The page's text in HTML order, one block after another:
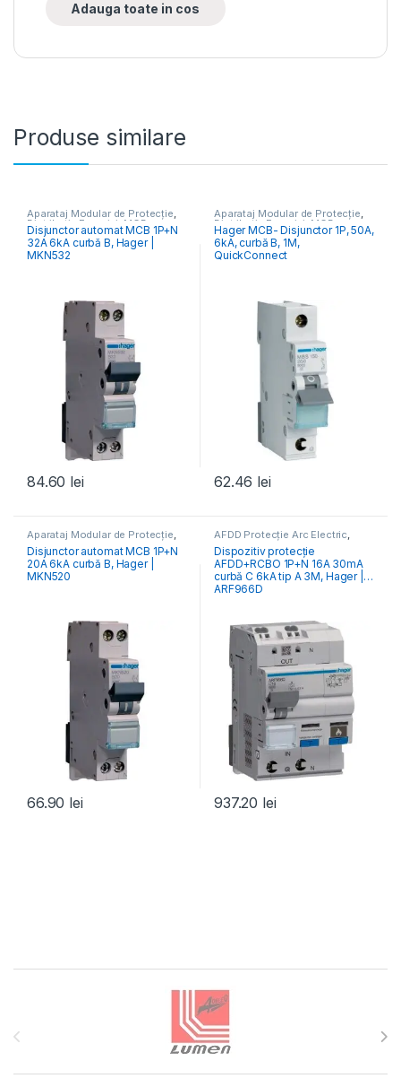
Adauga toate in cos
Produse similare
Aparataj Modular de Protecție,
Distribuția Energiei , MCB
Întrerupătoare Automate
Disjunctor automat MCB 1P+N
32A 6kA curbă B, Hager |
MKN532
84.60 lei
Aparataj Modular de Protecție,
Distribuția Energiei MCB
Întrerupătoare Automate
Hager MCB- Disjunctor 1P, 50A,
6kA, curbă B, 1M,
QuickConnect
62.46 lei
Aparataj Modular de Protecție,
Distribuția Energiei , MCB
Întrerupătoare Automate
Disjunctor automat MCB 1P+N
20A 6kA curbă B, Hager |
MKN520
66.90 lei
AFDD Protecție Arc Electric,
Aparataj Modular de Protecție
Distribuția Energiei
Dispozitiv protecție
AFDD+RCBO 1P+N 16A 30mA
curbă C 6kA tip A 3M, Hager |
ARF966D
937.20 lei